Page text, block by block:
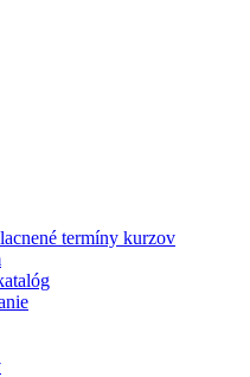
termíny kurzov